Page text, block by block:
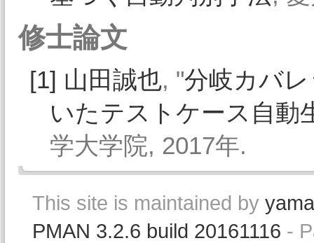
修士論文
[1] 山田誠也, "分岐カバ
いたテストケース自動
学大学院, 2017年.
This site is maintained by
PMAN 3.2.6 build 20161116 -